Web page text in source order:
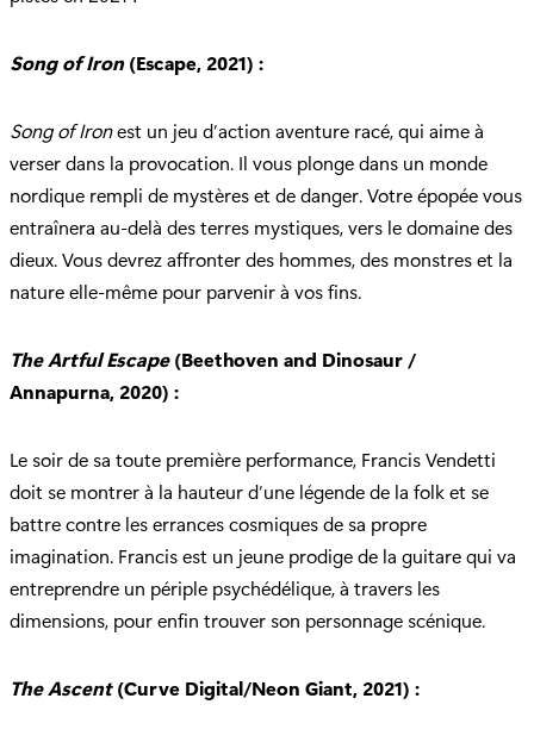
Song of Iron(Escape, 2021) :
Song of Ironest un jeu d’action aventure racé, qui aime à
verser dans la provocation. Il vous plonge dans un monde
nordique rempli de mystères et de danger. Votre épopée vous
entraînera au-delà des terres mystiques, vers le domaine des
dieux. Vous devrez affronter des hommes, des monstres et la
nature elle-même pour parvenir à vos fins.
The Artful Escape(Beethoven and Dinosaur /
Annapurna, 2020) :
Le soir de sa toute première performance, Francis Vendetti
doit se montrer à la hauteur d’une légende de la folk et se
battre contre les errances cosmiques de sa propre
imagination. Francis est un jeune prodige de la guitare qui va
entreprendre un périple psychédélique, à travers les
dimensions, pour enfin trouver son personnage scénique.
The Ascent(Curve Digital/Neon Giant, 2021) :